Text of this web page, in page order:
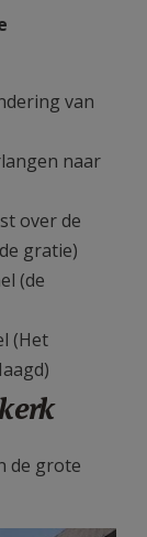
van
naar
over de
gratie)
(de
(Het
de grote